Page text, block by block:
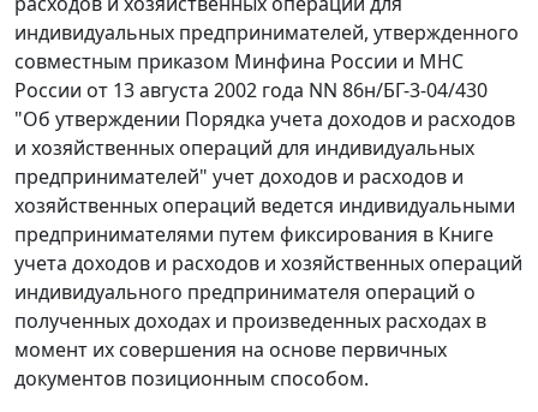
индивидуальных предпринимателей, утвержденного
совместным приказом Минфина России и МНС
России от 13 августа 2002 года NN 86н/БГ-3-04/430
"Об утверждении Порядка учета доходов и расходов
и хозяйственных операций для индивидуальных
предпринимателей" учет доходов и расходов и
хозяйственных операций ведется индивидуальными
предпринимателями путем фиксирования в Книге
учета доходов и расходов и хозяйственных операций
индивидуального предпринимателя операций о
полученных доходах и произведенных расходах в
момент их совершения на основе первичных
документов позиционным способом.